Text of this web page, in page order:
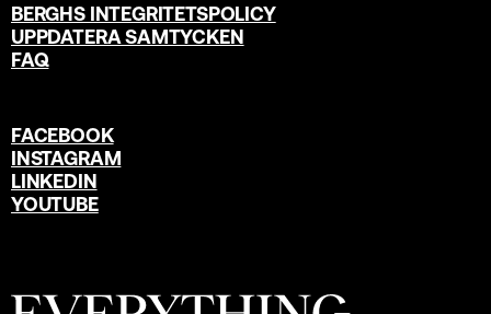
BERGHS INTEGRITETSPOLICY
UPPDATERA SAMTYCKEN
FAQ
FACEBOOK
INSTAGRAM
LINKEDIN
YOUTUBE